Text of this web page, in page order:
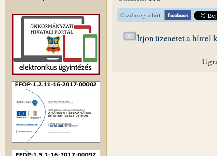
Oszd meg a hírt
Írjon üzenetet a hírrel